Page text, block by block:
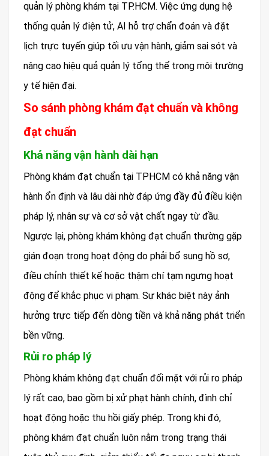
quản lý phòng khám tại TP.HCM. Việc ứng dụng hệ
thống quản lý điện tử, AI hỗ trợ chẩn đoán và đặt
lịch trực tuyến giúp tối ưu vận hành, giảm sai sót và
nâng cao hiệu quả quản lý tổng thể trong môi trường
y tế hiện đại.
So sánh phòng khám đạt chuẩn và không
đạt chuẩn
Khả năng vận hành dài hạn
Phòng khám đạt chuẩn tại TPHCM có khả năng vận
hành ổn định và lâu dài nhờ đáp ứng đầy đủ điều kiện
pháp lý, nhân sự và cơ sở vật chất ngay từ đầu.
Ngược lại, phòng khám không đạt chuẩn thường gặp
gián đoạn trong hoạt động do phải bổ sung hồ sơ,
điều chỉnh thiết kế hoặc thậm chí tạm ngưng hoạt
động để khắc phục vi phạm. Sự khác biệt này ảnh
hưởng trực tiếp đến dòng tiền và khả năng phát triển
bền vững.
Rủi ro pháp lý
Phòng khám không đạt chuẩn đối mặt với rủi ro pháp
lý rất cao, bao gồm bị xử phạt hành chính, đình chỉ
hoạt động hoặc thu hồi giấy phép. Trong khi đó,
phòng khám đạt chuẩn luôn nằm trong trạng thái